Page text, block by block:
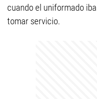
cuando el uniformado
tomar servicio.